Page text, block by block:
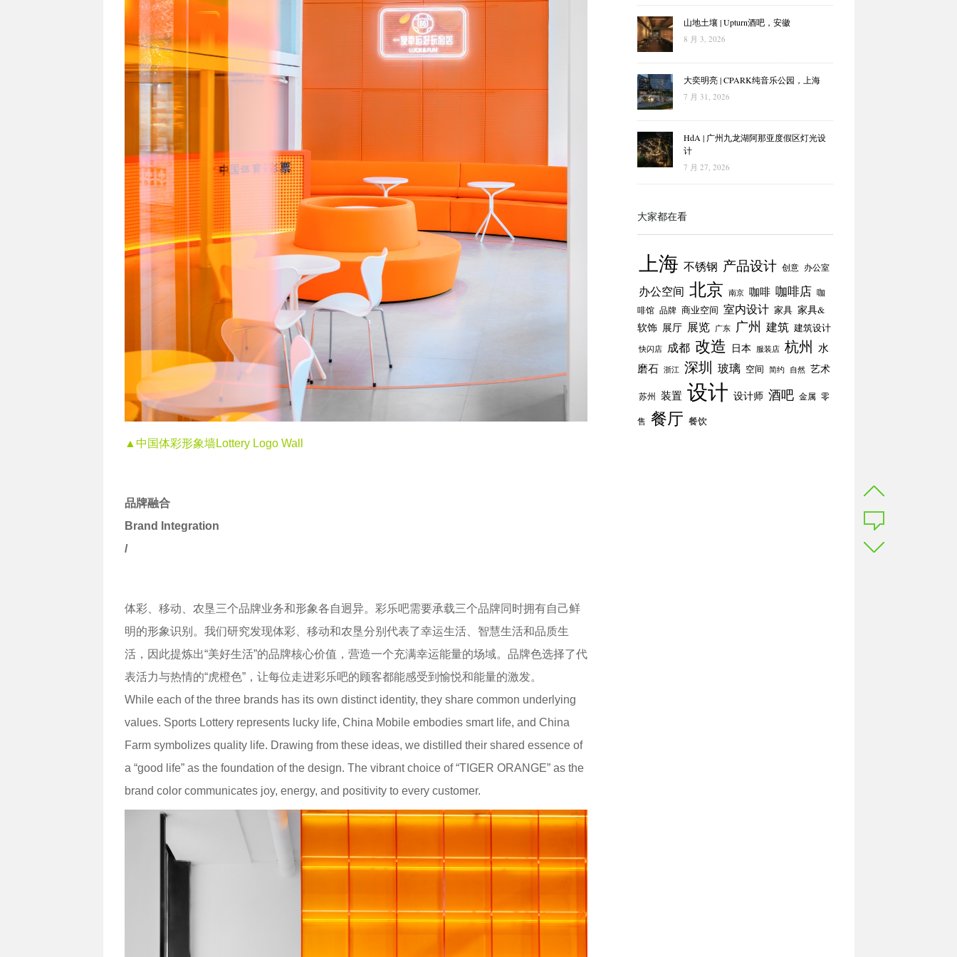
▲中国体彩形象墙Lottery Logo Wall
品牌融合
Brand Integration
/
体彩、移动、农垦三个品牌业务和形象各自迥异。彩乐吧需要承载三个品牌同时拥有自己鲜
明的形象识别。我们研究发现体彩、移动和农垦分别代表了幸运生活、智慧生活和品质生
活，因此提炼出“美好生活”的品牌核心价值，营造一个充满幸运能量的场域。品牌色选择了代
表活力与热情的“虎橙色”，让每位走进彩乐吧的顾客都能感受到愉悦和能量的激发。
While each of the three brands has its own distinct identity, they share common underlying
values. Sports Lottery represents lucky life, China Mobile embodies smart life, and China
Farm symbolizes quality life. Drawing from these ideas, we distilled their shared essence of
a “good life” as the foundation of the design. The vibrant choice of “TIGER ORANGE” as the
brand color communicates joy, energy, and positivity to every customer.
山地土壤 | Upturn酒吧，安徽
8 月 3, 2026
大奕明亮 | CPARK纯音乐公园，上海
7 月 31, 2026
HdA | 广州九龙湖阿那亚度假区灯光设
计
7 月 27, 2026
大家都在看
上海 不锈钢 产品设计 创意 办公室
办公空间 北京 南京 咖啡 咖啡店 咖
啡馆 品牌 商业空间 室内设计 家具 家具&
软饰 展厅 展览 广东 广州 建筑 建筑设计
快闪店 成都 改造 日本 服装店 杭州 水
磨石 浙江 深圳 玻璃 空间 简约 自然 艺术
苏州 装置 设计 设计师 酒吧 金属 零
售 餐厅 餐饮